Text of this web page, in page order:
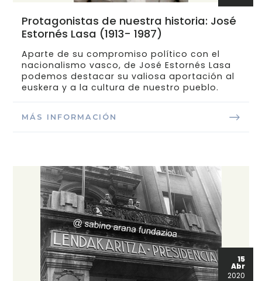
Protagonistas de nuestra historia: José
Estornés Lasa (1913- 1987)
Aparte de su compromiso político con el
nacionalismo vasco, de José Estornés Lasa
podemos destacar su valiosa aportación al
euskera y a la cultura de nuestro pueblo.
MÁS INFORMACIÓN
15
Abr
2020